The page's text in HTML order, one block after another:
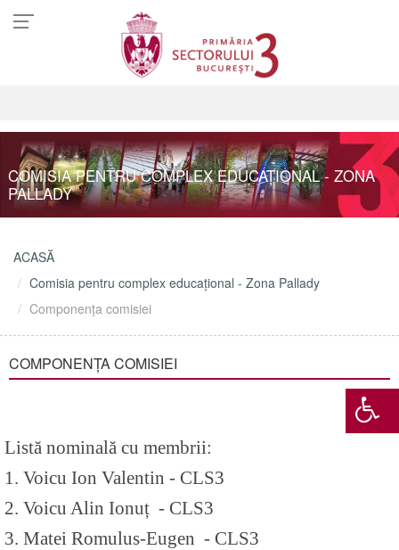
COMISIA PENTRU COMPLEX EDUCAȚIONAL - ZONA
PALLADY
ACASĂ
Comisia pentru complex educațional - Zona Pallady
Componența comisiei
COMPONENȚA COMISIEI
Listă nominală cu membrii:
1. Voicu Ion Valentin - CLS3
2. Voicu Alin Ionuț - CLS3
3. Matei Romulus-Eugen - CLS3